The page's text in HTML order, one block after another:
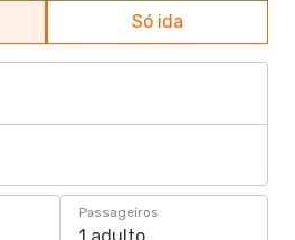
Só ida
Passageiros